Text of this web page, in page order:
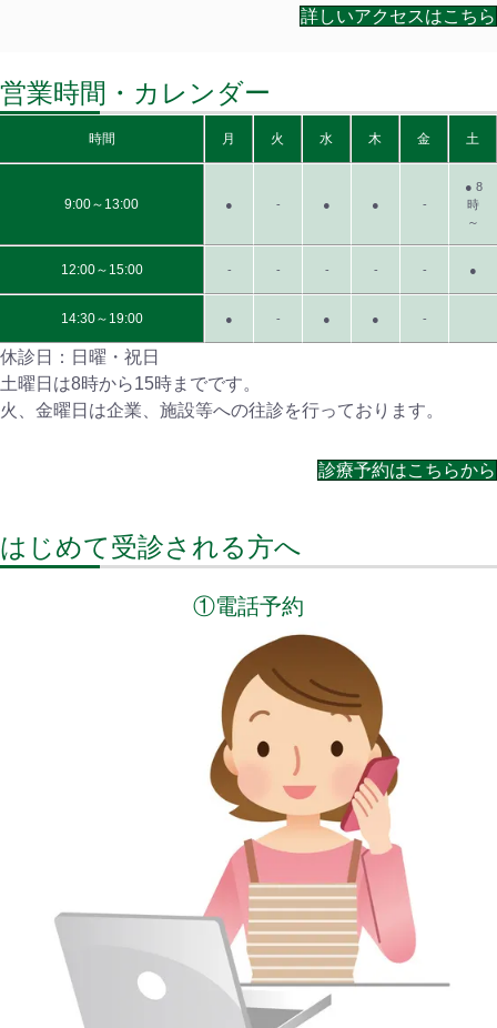
詳しいアクセスはこちら
営業時間・カレンダー
時間 月 火 水 木 金 土
9:00～13:00 ● - ● ● -
● 8
時
～
12:00～15:00 - - - - - ●
14:30～19:00 ● - ● ● -
休診日：日曜・祝日
土曜日は8時から15時までです。
火、金曜日は企業、施設等への往診を行っております。
診療予約はこちらから
はじめて受診される方へ
①電話予約